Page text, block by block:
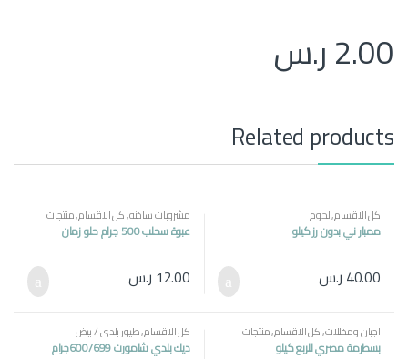
2.00ر.س
Related products
كل الاقسام,لحوم
ممبار ني بدون رز كيلو
40.00 ر.س
مشروبات ساخنه,كل الاقسام,منتجات
مصرية
عبوة سحلب 500 جرام حلو زمان
12.00 ر.س
اجبان ومخللات,كل الاقسام,منتجات
مصرية
بسطرمة مصري للربع كيلو
كل الاقسام,طيور بلدي / بيض
ديك بلدي شامورت 600/699جرام